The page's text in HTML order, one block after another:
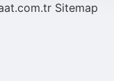
Sitemap